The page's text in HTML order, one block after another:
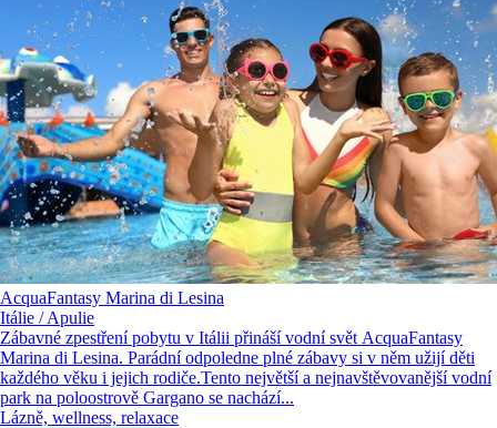
AcquaFantasy Marina di Lesina
Itálie / Apulie
Zábavné zpestření pobytu v Itálii přináší vodní svět AcquaFantasy
Marina di Lesina. Parádní odpoledne plné zábavy si v něm užijí děti
každého věku i jejich rodiče.Tento největší a nejnavštěvovanější vodní
park na poloostrově Gargano se nachází...
Lázně, wellness, relaxace